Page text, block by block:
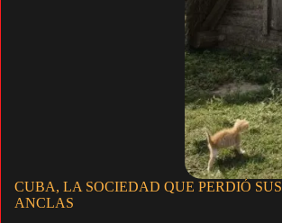
CUBA, LA SOCIEDAD QUE PERDIÓ SUS
ANCLAS